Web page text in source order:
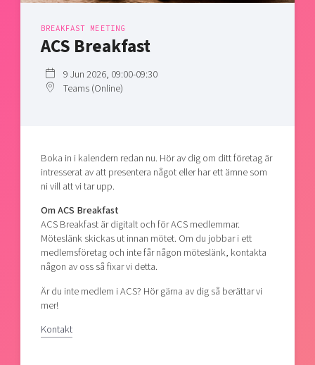
Bright East
East Sweden Tech Women
Current offers and activities
Talent & skills
Offers to boost your business
Projects
Publications
Project toolbox
Reach out to us
Locations
Today's lunch in Mjärdevi
BREAKFAST MEETING
ACS Breakfast
9 Jun 2026, 09:00-09:30
Teams (Online)
Boka in i kalendern redan nu. Hör av dig om ditt företag är
intresserat av att presentera något eller har ett ämne som
ni vill att vi tar upp.
Om ACS Breakfast
ACS Breakfast är digitalt och för ACS medlemmar.
Möteslänk skickas ut innan mötet. Om du jobbar i ett
medlemsföretag och inte får någon möteslänk, kontakta
någon av oss så fixar vi detta.
Är du inte medlem i ACS? Hör gärna av dig så berättar vi
mer!
Kontakt